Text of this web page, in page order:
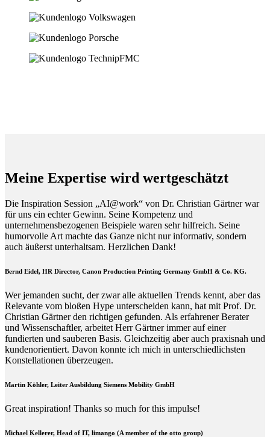
Meine Expertise wird wertgeschätzt
Die Inspiration Session „AI@work“ von Dr. Christian Gärtner war
für uns ein echter Gewinn. Seine Kompetenz und
unternehmensbezogenen Beispiele waren sehr hilfreich. Seine
humorvolle Art machte das Ganze nicht nur informativ, sondern
auch äußerst unterhaltsam. Herzlichen Dank!
Bernd Eidel, HR Director, Canon Production Printing Germany GmbH & Co. KG.
Wer jemanden sucht, der zwar alle aktuellen Trends kennt, aber das
Relevante vom bloßen Hype unterscheiden kann, hat mit Prof. Dr.
Christian Gärtner den richtigen gefunden. Als erfahrener Berater
und Wissenschaftler, arbeitet Herr Gärtner immer auf einer
fundierten und sauberen Basis. Gleichzeitig aber auch praxisnah und
kundenorientiert. Davon konnte ich mich in unterschiedlichsten
Konstellationen überzeugen.
Martin Köhler, Leiter Ausbildung Siemens Mobility GmbH
Great inspiration! Thanks so much for this impulse!
Michael Kellerer, Head of IT, limango (A member of the otto group)